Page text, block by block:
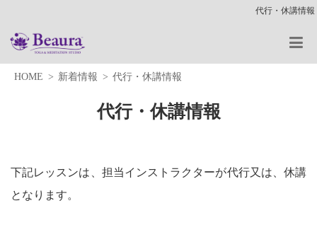
代行・休講情報
HOME 新着情報 代行・休講情報
代行・休講情報
下記レッスンは、担当インストラクターが代行又は、休講
となります。